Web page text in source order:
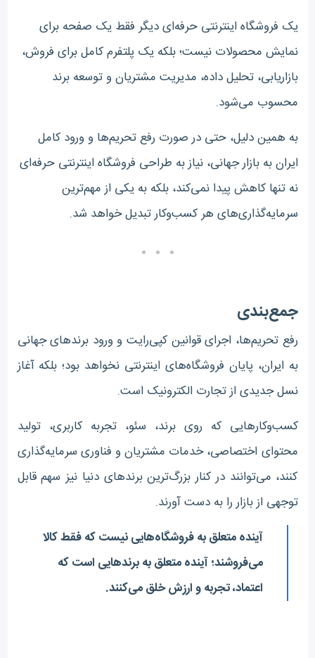
یک فروشگاه اینترنتی حرفه‌ای دیگر فقط یک صفحه برای
نمایش محصولات نیست؛ بلکه یک پلتفرم کامل برای فروش،
بازاریابی، تحلیل داده، مدیریت مشتریان و توسعه برند
محسوب می‌شود.
به همین دلیل، حتی در صورت رفع تحریم‌ها و ورود کامل
ایران به بازار جهانی، نیاز به طراحی فروشگاه اینترنتی حرفه‌ای
نه تنها کاهش پیدا نمی‌کند، بلکه به یکی از مهم‌ترین
سرمایه‌گذاری‌های هر کسب‌وکار تبدیل خواهد شد.
جمع‌بندی
رفع تحریم‌ها، اجرای قوانین کپی‌رایت و ورود برندهای جهانی
به ایران، پایان فروشگاه‌های اینترنتی نخواهد بود؛ بلکه آغاز
نسل جدیدی از تجارت الکترونیک است.
کسب‌وکارهایی که روی برند، سئو، تجربه کاربری، تولید
محتوای اختصاصی، خدمات مشتریان و فناوری سرمایه‌گذاری
کنند، می‌توانند در کنار بزرگ‌ترین برندهای دنیا نیز سهم قابل
توجهی از بازار را به دست آورند.
آینده متعلق به فروشگاه‌هایی نیست که فقط کالا
می‌فروشند؛ آینده متعلق به برندهایی است که
اعتماد، تجربه و ارزش خلق می‌کنند.